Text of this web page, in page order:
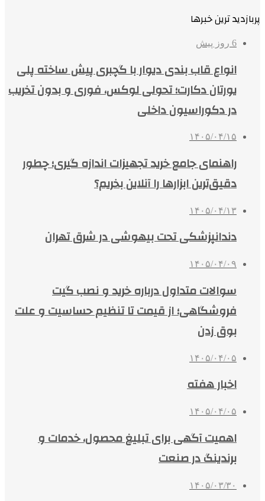
پربازدید ترین خبرها
6 روز پیش
انواع قاب بندی دیوار با گچبری پیش ساخته پلی
یورتان دکارت؛ تحولی لوکس، فوری و بدون تخریب
در دکوراسیون داخلی
۱۴۰۵/۰۴/۱۵
راهنمای جامع خرید تجهیزات اندازه گیری؛ چطور
دقیق‌ترین ابزارها را آنلاین بخریم؟
۱۴۰۵/۰۴/۱۳
دندانپزشکی تحت بیهوشی در شرق تهران
۱۴۰۵/۰۴/۰۹
سوالات متداول درباره خرید و نصب گیت
فروشگاهی؛ از قیمت تا تنظیم حساسیت و علت
بوق زدن
۱۴۰۵/۰۴/۰۵
اخبار هفته
۱۴۰۵/۰۴/۰۵
اهمیت آگهی برای تبلیغ محصول، خدمات و
برندینگ در صنعت
۱۴۰۵/۰۳/۳۰